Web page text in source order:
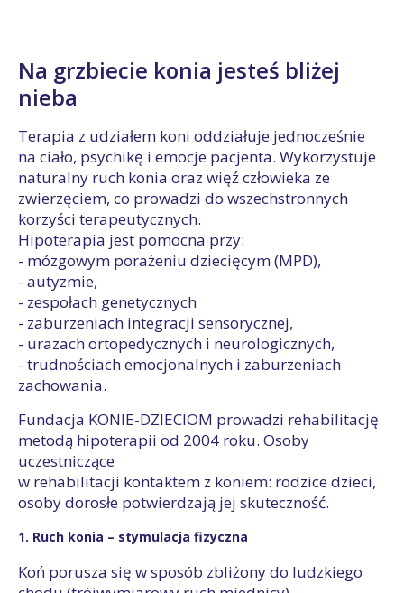
Na grzbiecie konia jesteś bliżej
nieba
Terapia z udziałem koni oddziałuje jednocześnie
na ciało, psychikę i emocje pacjenta. Wykorzystuje
naturalny ruch konia oraz więź człowieka ze
zwierzęciem, co prowadzi do wszechstronnych
korzyści terapeutycznych.
Hipoterapia jest pomocna przy:
- mózgowym porażeniu dziecięcym (MPD),
- autyzmie,
- zespołach genetycznych
- zaburzeniach integracji sensorycznej,
- urazach ortopedycznych i neurologicznych,
- trudnościach emocjonalnych i zaburzeniach
zachowania.
Fundacja KONIE-DZIECIOM prowadzi rehabilitację
metodą hipoterapii od 2004 roku. Osoby
uczestniczące
w rehabilitacji kontaktem z koniem: rodzice dzieci,
osoby dorosłe potwierdzają jej skuteczność.
1. Ruch konia – stymulacja fizyczna
Koń porusza się w sposób zbliżony do ludzkiego